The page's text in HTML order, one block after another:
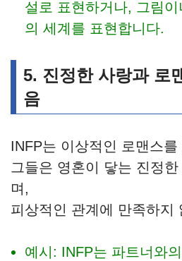
설로 표현하거나, 그림
의 세계를 표현합니다.
5. 진정한 사랑과 로
음
INFP는 이상적인 로맨스를
그들은 영혼이 닿는 진정
며,
피상적인 관계에 만족하지
예시: INFP는 파트너와